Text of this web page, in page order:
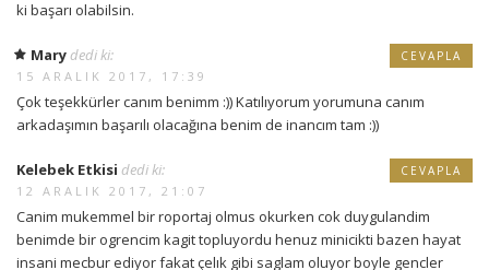
ki başarı olabilsin.
Mary dedi ki:
15 ARALIK 2017, 17:39
Çok teşekkürler canım benimm :)) Katılıyorum yorumuna canım
arkadaşımın başarılı olacağına benim de inancım tam :))
CEVAPLA
Kelebek Etkisi dedi ki:
12 ARALIK 2017, 21:07
Canim mukemmel bir roportaj olmus okurken cok duygulandim
benimde bir ogrencim kagit topluyordu henuz minicikti bazen hayat
insani mecbur ediyor fakat çelık gibi saglam oluyor boyle gencler
CEVAPLA